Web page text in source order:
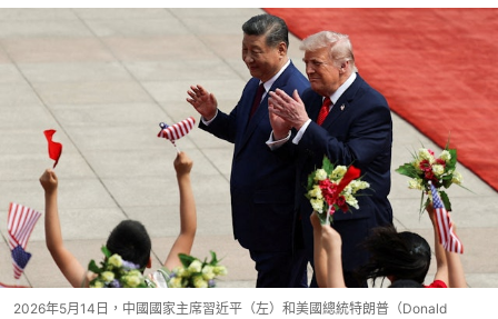
2026年5月14日，中國國家主席習近平（左）和美國總統特朗普（Donald